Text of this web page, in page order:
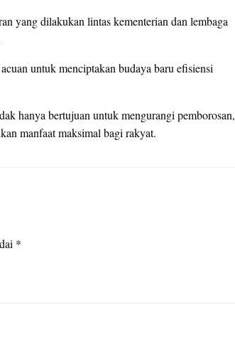
yang dilakukan lintas kementerian dan lembaga
untuk menciptakan budaya baru efisiensi
hanya bertujuan untuk mengurangi pemborosan,
manfaat maksimal bagi rakyat.
*